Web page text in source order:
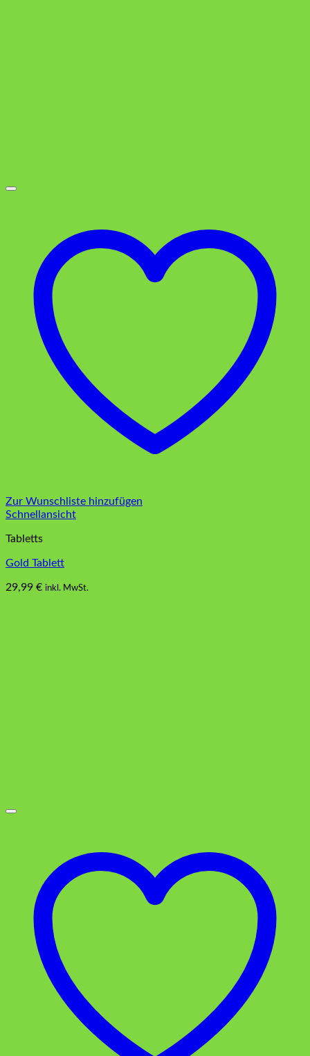
Zur Wunschliste hinzufügen
Schnellansicht
Tabletts
Gold Tablett
29,99 € inkl. MwSt.